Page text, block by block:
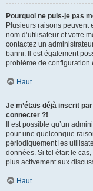
Pourquoi ne puis-je pas
Plusieurs raisons peuvent
nom d’utilisateur et votre
contactez un
banni. Il est également
problème de configuration
Haut
Je m’étais déjà inscrit
connecter ?!
Il est possible qu’un
pour une quelconque
périodiquement les
données. Si tel était le
plus activement aux
Haut